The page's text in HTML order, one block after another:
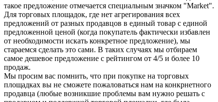
такое предложение отмечается специальным значком "Market".
Для торговых площадок, где нет агрегирования всех
предложений от разных продавцов в единый товар с единой
предложенной ценой (когда покупатель фактически избавлен
от необходимости искать конкретное предложение), мы
стараемся сделать это сами. В таких случаях мы отбираем
самое дешевое предложение с рейтингом от 4/5 и более 10
продаж.
Мы просим вас помнить, что при покупке на торговых
площадках вы не сможете пожаловаться нам на конкрнетного
продавца (любые возникшие проблемы вам нужно решать с